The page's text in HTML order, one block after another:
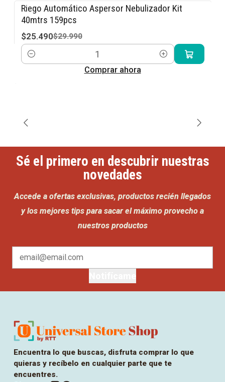
-15% OFF
Riego Automático Aspersor Nebulizador Kit
40mtrs 159pcs
$25.490$29.990
Cantidad
Comprar ahora
Sé el primero en descubrir nuestras
novedades
Accede a ofertas exclusivas, productos recién llegados
y los mejores tips para sacar el máximo provecho a
nuestros productos
Encuentra lo que buscas, disfruta comprar lo que
quieras y recíbelo en cualquier parte que te
encuentres.